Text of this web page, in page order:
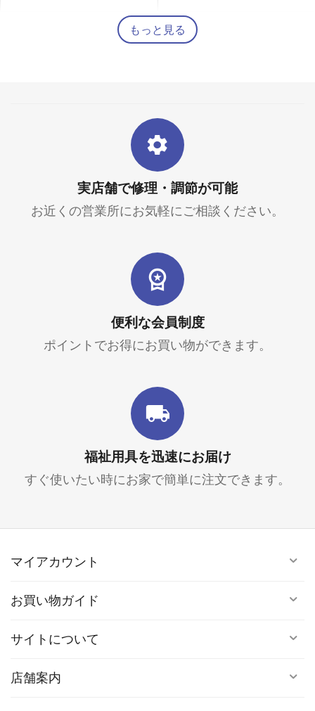
もっと見る
実店舗で修理・調節が可能
お近くの営業所にお気軽にご相談ください。
便利な会員制度
ポイントでお得にお買い物ができます。
福祉用具を迅速にお届け
すぐ使いたい時にお家で簡単に注文できます。
マイアカウント
お買い物ガイド
サイトについて
店舗案内